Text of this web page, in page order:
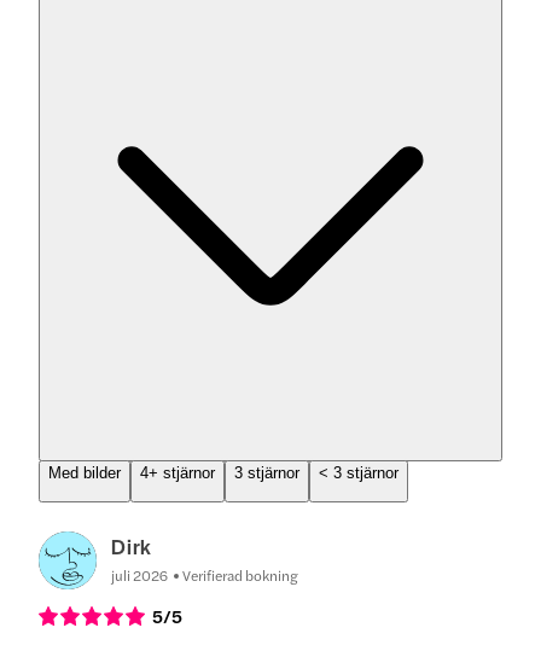
Med bilder 4+ stjärnor 3 stjärnor < 3 stjärnor
Dirk
juli 2026 Verifierad bokning
5/5